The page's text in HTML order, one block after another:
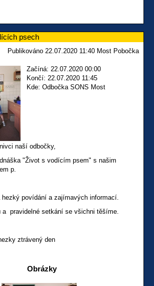
psech
Publikováno 22.07.2020 11:40 Most Pobočka
Začíná: 22.07.2020 00:00
Končí: 22.07.2020 11:45
Kde: Odbočka SONS Most
naší odbočky,
"Život s vodícím psem" s našim
p.
hezký povídání a zajímavých informací.
a pravidelné setkání se všichni těšíme.
ztrávený den
Obrázky